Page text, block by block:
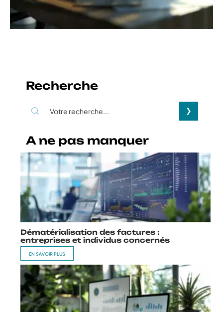
Recherche
A ne pas manquer
Dématérialisation des factures :
entreprises et individus concernés
EN SAVOIR PLUS